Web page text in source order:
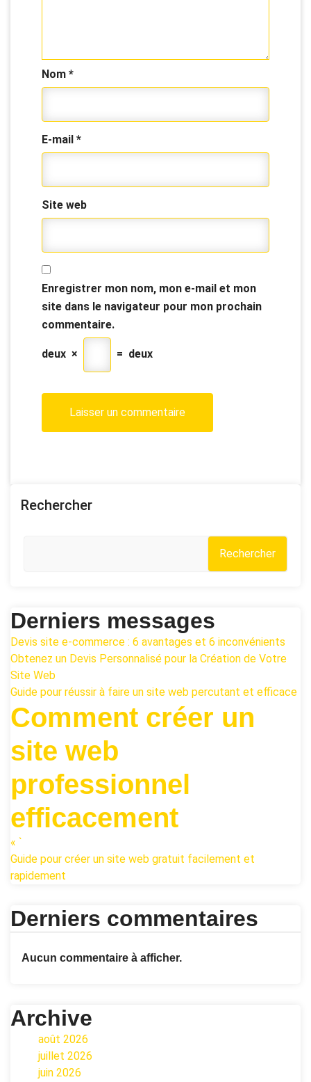
Nom *
E-mail *
Site web
Enregistrer mon nom, mon e-mail et mon
site dans le navigateur pour mon prochain
commentaire.
deux × = deux
Rechercher
Rechercher
Derniers messages
Devis site e-commerce : 6 avantages et 6 inconvénients
Obtenez un Devis Personnalisé pour la Création de Votre
Site Web
Guide pour réussir à faire un site web percutant et efficace
Comment créer un
site web
professionnel
efficacement
« `
Guide pour créer un site web gratuit facilement et
rapidement
Derniers commentaires
Aucun commentaire à afficher.
Archive
août 2026
juillet 2026
juin 2026